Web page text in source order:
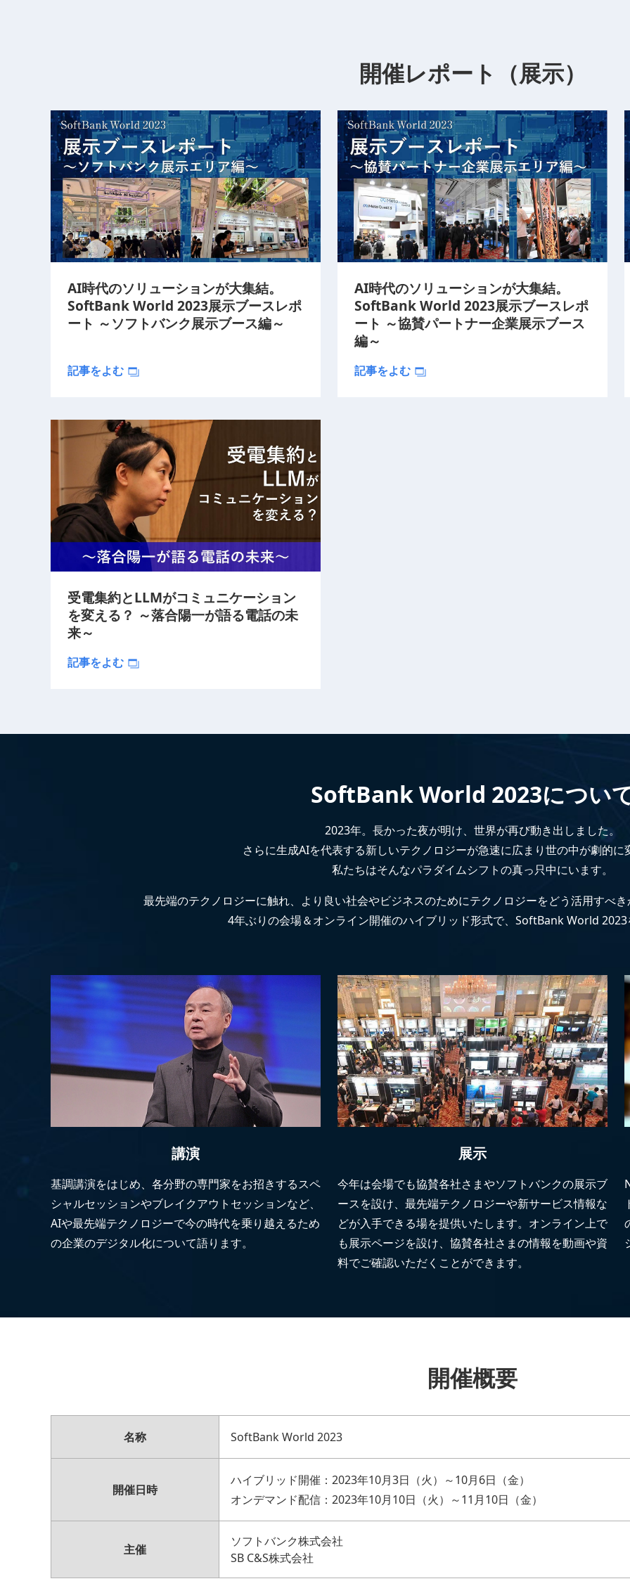
開催レポート（展示）
AI時代のソリューションが大集結。
SoftBank World 2023展示ブースレポ
ート ～ソフトバンク展示ブース編～
記事をよむ
AI時代のソリューションが大集結。
SoftBank World 2023展示ブースレポ
ート ～協賛パートナー企業展示ブース
編～
記事をよむ
受電集約とLLMがコミュニケーション
を変える？ ～落合陽一が語る電話の未
来～
記事をよむ
SoftBank World 2023につい
2023年。長かった夜が明け、世界が再び動き出しました。
さらに生成AIを代表する新しいテクノロジーが急速に広まり世の中が劇的に
私たちはそんなパラダイムシフトの真っ只中にいます。
最先端のテクノロジーに触れ、より良い社会やビジネスのためにテクノロジーをどう活用すべき
4年ぶりの会場＆オンライン開催のハイブリッド形式で、SoftBank World 2023
講演
基調講演をはじめ、各分野の専門家をお招きするスペ
シャルセッションやブレイクアウトセッションなど、
AIや最先端テクノロジーで今の時代を乗り越えるため
の企業のデジタル化について語ります。
展示
今年は会場でも協賛各社さまやソフトバンクの展示ブ
ースを設け、最先端テクノロジーや新サービス情報な
どが入手できる場を提供いたします。オンライン上で
も展示ページを設け、協賛各社さまの情報を動画や資
料でご確認いただくことができます。
開催概要
名称 SoftBank World 2023
開催日時
ハイブリッド開催：2023年10月3日（火）～10月6日（金）
オンデマンド配信：2023年10月10日（火）～11月10日（金）
主催
ソフトバンク株式会社
SB C&S株式会社